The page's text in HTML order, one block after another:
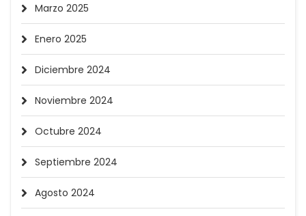
Marzo 2025
Enero 2025
Diciembre 2024
Noviembre 2024
Octubre 2024
Septiembre 2024
Agosto 2024